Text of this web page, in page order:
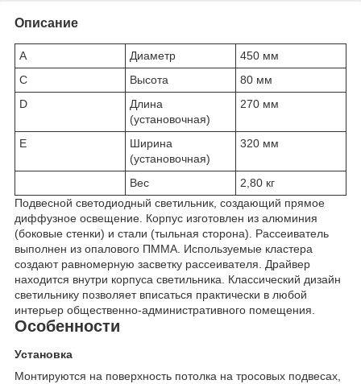
Описание
A Диаметр
450 мм
C
Высота
80 мм
D
Длина
(установочная)
270 мм
E
Ширина
(установочная)
320 мм
Вес
2,80 кг
Подвесной светодиодный светильник, создающий прямое
диффузное освещение. Корпус изготовлен из алюминия
(боковые стенки) и стали (тыльная сторона). Рассеиватель
выполнен из опалового ПММА. Используемые кластера
создают равномерную засветку рассеивателя. Драйвер
находится внутри корпуса светильника. Классический дизайн
светильнику позволяет вписаться практически в любой
интерьер общественно-административного помещения.
Особенности
Установка
Монтируются на поверхность потолка на тросовых подвесах,